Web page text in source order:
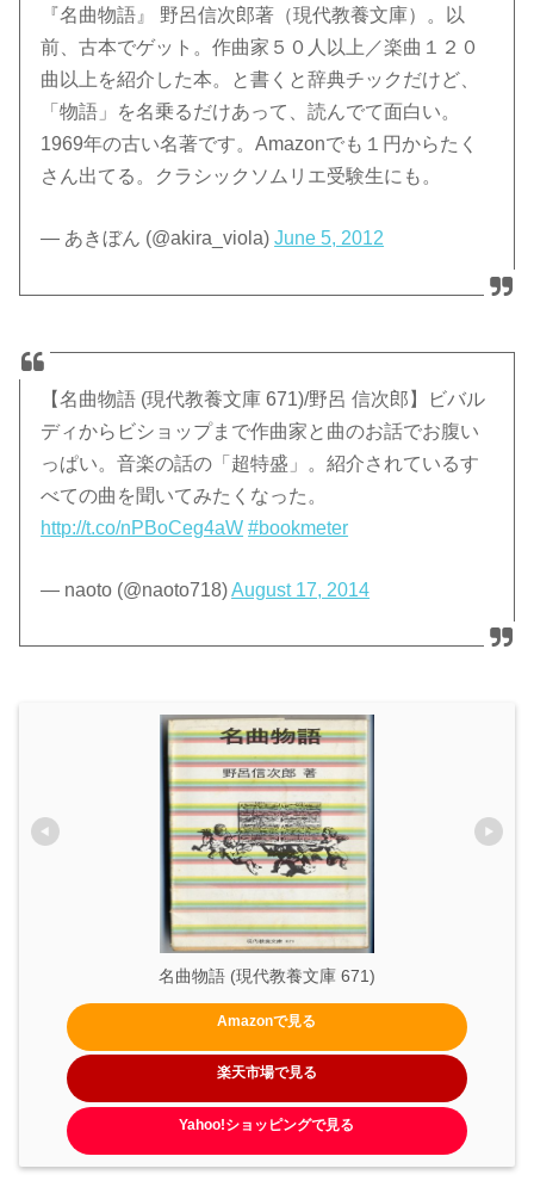
『名曲物語』 野呂信次郎著（現代教養文庫）。以
前、古本でゲット。作曲家５０人以上／楽曲１２０
曲以上を紹介した本。と書くと辞典チックだけど、
「物語」を名乗るだけあって、読んでて面白い。
1969年の古い名著です。Amazonでも１円からたく
さん出てる。クラシックソムリエ受験生にも。
— あきぼん (@akira_viola)June 5, 2012
【名曲物語 (現代教養文庫 671)/野呂 信次郎】ビバル
ディからビショップまで作曲家と曲のお話でお腹い
っぱい。音楽の話の「超特盛」。紹介されているす
べての曲を聞いてみたくなった。
http://t.co/nPBoCeg4aW #bookmeter
— naoto (@naoto718)August 17, 2014
名曲物語 (現代教養文庫 671)
Amazonで見る
楽天市場で見る
Yahoo!ショッピングで見る